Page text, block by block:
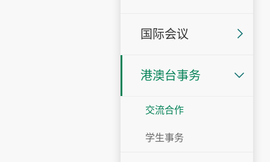
国际会议
港澳台事务
交流合作
学生事务